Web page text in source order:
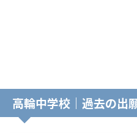
高輪中学校｜過去の出